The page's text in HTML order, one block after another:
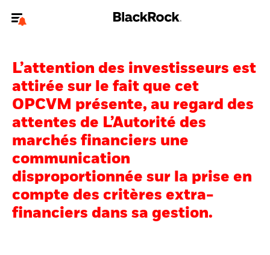
Pour accéder directement à un autre site BlackRock, veuillez mettre à
jourvotre type d'utilisateur
Nous connaître
Produits
Thèmes
Education
L’attention des investisseurs est
attirée sur le fait que cet
OPCVM présente, au regard des
attentes de L’Autorité des
marchés financiers une
communication
disproportionnée sur la prise en
compte des critères extra-
financiers dans sa gestion.